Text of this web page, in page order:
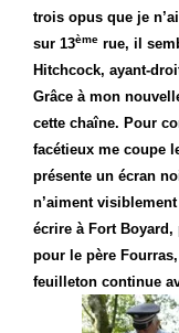
trois opus que je
sur 13ème rue, il
Hitchcock, ayant-
Grâce à mon
cette chaîne. Pour
facétieux me coupe
présente un écran
n’aiment
écrire à Fort Boyard,
pour le père
feuilleton continue